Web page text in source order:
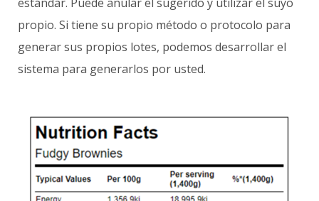
propio. Si tiene su propio método o protocolo para
generar sus propios lotes, podemos desarrollar el
sistema para generarlos por usted.